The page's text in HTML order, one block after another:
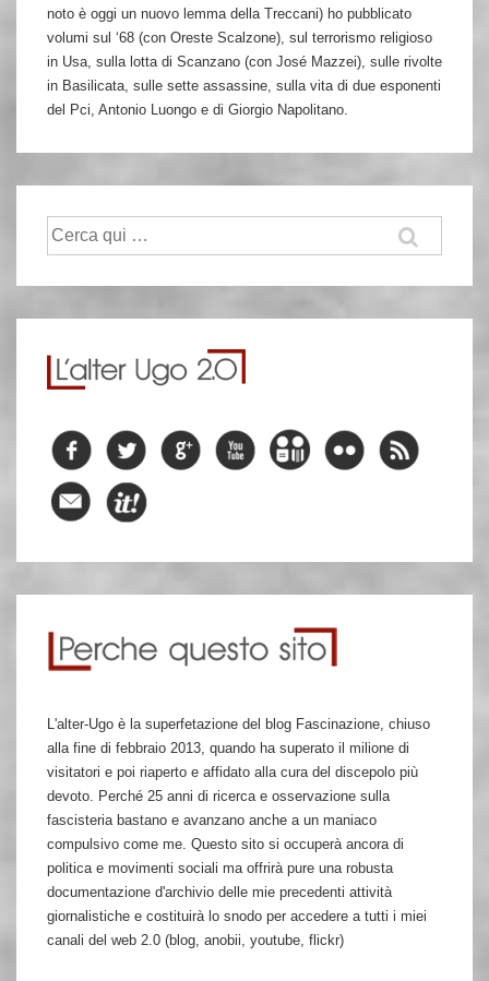
noto è oggi un nuovo lemma della Treccani) ho pubblicato
volumi sul ‘68 (con Oreste Scalzone), sul terrorismo religioso
in Usa, sulla lotta di Scanzano (con José Mazzei), sulle rivolte
in Basilicata, sulle sette assassine, sulla vita di due esponenti
del Pci, Antonio Luongo e di Giorgio Napolitano.
Cerca:
L'alter-Ugo è la superfetazione del blog Fascinazione, chiuso
alla fine di febbraio 2013, quando ha superato il milione di
visitatori e poi riaperto e affidato alla cura del discepolo più
devoto. Perché 25 anni di ricerca e osservazione sulla
fascisteria bastano e avanzano anche a un maniaco
compulsivo come me. Questo sito si occuperà ancora di
politica e movimenti sociali ma offrirà pure una robusta
documentazione d'archivio delle mie precedenti attività
giornalistiche e costituirà lo snodo per accedere a tutti i miei
canali del web 2.0 (blog, anobii, youtube, flickr)